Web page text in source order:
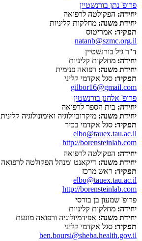
פרופ' נתן בורנשטיין
יחידה: הפקולטה לרפואה
יחידת משנה: מחלקות קליניות
תפקיד: אמריטוס
natanb@szmc.org.il
ד"ר גיל בורנשטיין
יחידה: מחלקות קליניות
יחידת משנה: רפואה פנימית
תפקיד: סגל אקדמי קליני
gilbor16@gmail.com
פרופ' אלחנן בורנשטין
יחידה: בית הספר לרפואה
יחידת משנה: מיקרוביולוגיה ואימונולוגיה קלינית
תפקיד: סגל אקדמי בכיר
elbo@tauex.tau.ac.il
http://borensteinlab.com
יחידה: הפקולטה לרפואה
יחידת משנה: דיקאנט ומנהל הפקולטה לרפואה
תפקיד: ראש מרכז
elbo@tauex.tau.ac.il
http://borensteinlab.com
פרופ' שמעון בן בורסי
יחידה: מחלקות קליניות
יחידת משנה: אפידמיולוגיה ורפואה מונעת
תפקיד: סגל אקדמי קליני
ben.boursi@sheba.health.gov.il